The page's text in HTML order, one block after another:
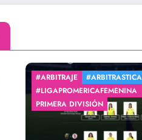
#ARBITRAJE
#ARBITRASTICASXJS
#LIGAPROMERICAFEMENINA
PRIMERA DIVISIÓN